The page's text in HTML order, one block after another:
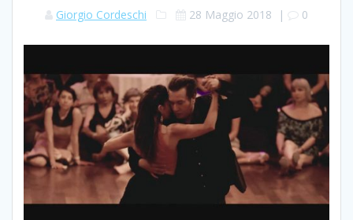
Giorgio Cordeschi 28 Maggio 2018 | 0